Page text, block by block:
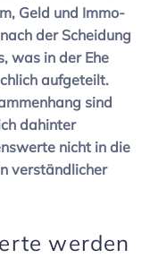
Geld und Immo­
der Schei­dung
was in der Ehe
aufge­teilt.
sind
dahinter
nicht in die
verständ­li­cher
werden